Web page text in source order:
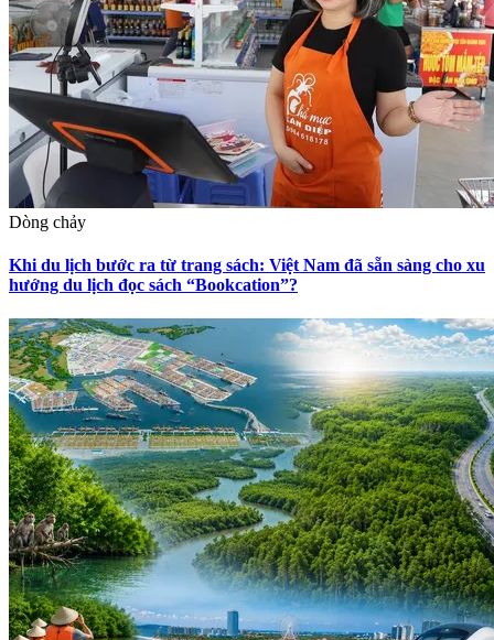
Dòng chảy
Khi du lịch bước ra từ trang sách: Việt Nam đã sẵn sàng cho xu
hướng du lịch đọc sách “Bookcation”?